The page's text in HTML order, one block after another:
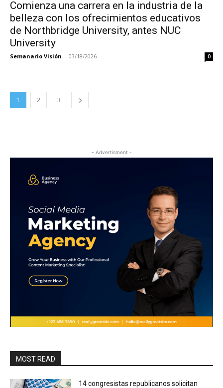
Comienza una carrera en la industria de la
belleza con los ofrecimientos educativos
de Northbridge University, antes NUC
University
Semanario Visión - 03/18/2026 0
1 2 3
- Advertisment -
MOST READ
14 congresistas republicanos solicitan